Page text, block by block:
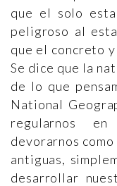
que el solo
peligroso al
que el concreto
Se dice que la
de lo que
National
regularnos
devorarnos
antiguas,
desarrollar